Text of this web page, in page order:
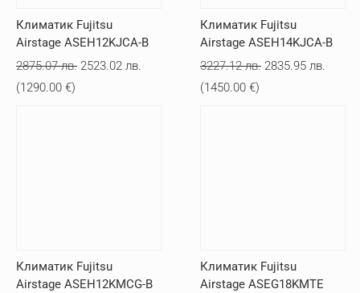
Климатик Fujitsu
Airstage ASEH12KJCA-B
2875.07лв. Original
2523.02 лв.
(1290.00 €)
Климатик Fujitsu
Airstage ASEH14KJCA-B
3227.12лв. Original
2835.95 лв.
(1450.00 €)
Климатик Fujitsu
Airstage ASEH12KMCG-B
Климатик Fujitsu
Airstage ASEG18KMTE